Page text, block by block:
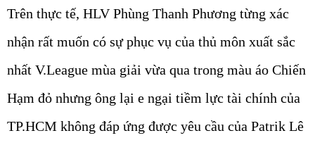
Trên thực tế, HLV Phùng Thanh Phương từng xác
nhận rất muốn có sự phục vụ của thủ môn xuất sắc
nhất V.League mùa giải vừa qua trong màu áo Chiến
Hạm đỏ nhưng ông lại e ngại tiềm lực tài chính của
TP.HCM không đáp ứng được yêu cầu của Patrik Lê